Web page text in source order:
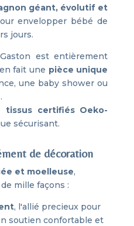
géant, évolutif et
envelopper bébé de
jours.
est entièrement
fait une pièce unique
une baby shower ou
tissus certifiés Oeko-
sécurisant.
de décoration
et moelleuse,
mille façons :
, l'allié precieux pour
soutien confortable et